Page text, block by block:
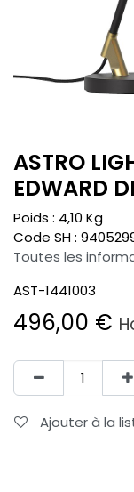
ASTRO
EDWARD
Poids : 4,10 Kg
Code SH :
Toutes les
AST-1441003
496,00 €
Ajouter à la